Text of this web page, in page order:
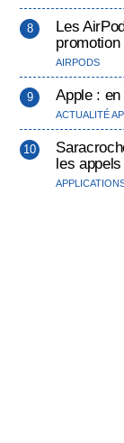
Les
promotion
AIRPODS
Apple :
ACTUALITÉ
les